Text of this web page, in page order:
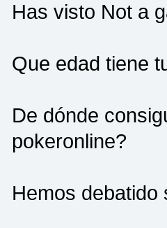
Has visto Not a
Que edad tiene
De dónde
pokeronline?
Hemos